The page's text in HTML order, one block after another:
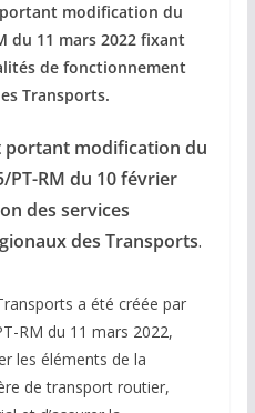
modification du
du 11 mars 2022 fixant
de fonctionnement
Transports.
portant modification du
PT-RM du 10 février
des services
des Transports.
a été créée par
RM du 11 mars 2022,
les éléments de la
de transport routier,